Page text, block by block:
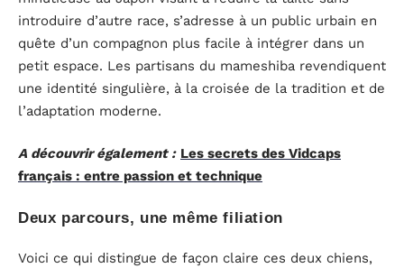
introduire d’autre race, s’adresse à un public urbain en
quête d’un compagnon plus facile à intégrer dans un
petit espace. Les partisans du mameshiba revendiquent
une identité singulière, à la croisée de la tradition et de
l’adaptation moderne.
A découvrir également : Les secrets des Vidcaps
français : entre passion et technique
Deux parcours, une même filiation
Voici ce qui distingue de façon claire ces deux chiens,